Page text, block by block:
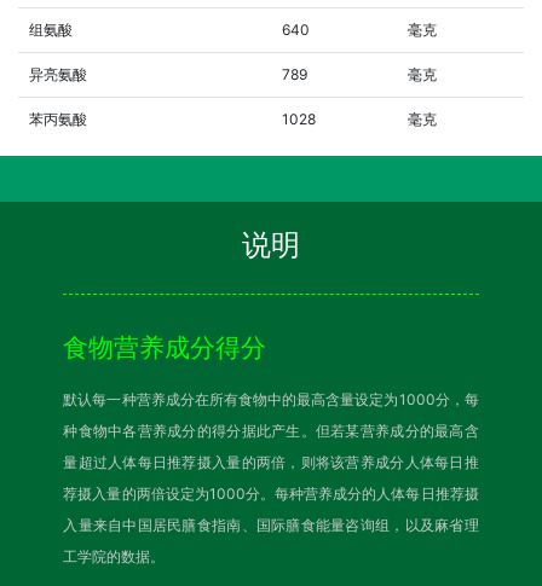
组氨酸 640 毫克
异亮氨酸 789 毫克
苯丙氨酸 1028 毫克
说明
食物营养成分得分
默认每一种营养成分在所有食物中的最高含量设定为1000分，每
种食物中各营养成分的得分据此产生。但若某营养成分的最高含
量超过人体每日推荐摄入量的两倍，则将该营养成分人体每日推
荐摄入量的两倍设定为1000分。每种营养成分的人体每日推荐摄
入量来自中国居民膳食指南、国际膳食能量咨询组，以及麻省理
工学院的数据。